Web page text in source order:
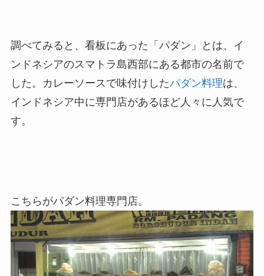
調べてみると、看板にあった「パダン」とは、イ
ンドネシアのスマトラ島西部にある都市の名前で
した。カレーソースで味付けしたパダン料理は、
インドネシア中に専門店があるほど人々に人気で
す。
こちらがパダン料理専門店。